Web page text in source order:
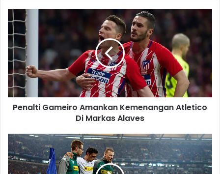
e
n
i
G
a
r
A
m
Penalti Gameiro Amankan Kemenangan Atletico
Di Markas Alaves
S
t
i
n